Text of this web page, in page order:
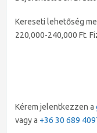
Kereseti lehetőség
220,000-240,000 Ft.
Kérem jelentkezzen a
vagy a +36 30 689